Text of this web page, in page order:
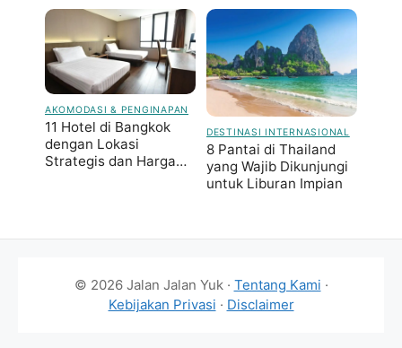
AKOMODASI & PENGINAPAN
11 Hotel di Bangkok
dengan Lokasi
Strategis dan Harga
DESTINASI INTERNASIONAL
8 Pantai di Thailand
yang Wajib Dikunjungi
untuk Liburan Impian
© 2026 Jalan Jalan Yuk · Tentang Kami ·
Kebijakan Privasi · Disclaimer